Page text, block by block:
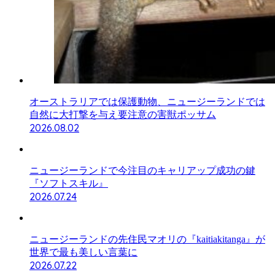
オーストラリアでは保護動物、ニュージーランドでは
自然に大打撃を与え要注意の害獣ポッサム
2026.08.02
ニュージーランドで今注目のキャリアップ成功の鍵
『ソフトスキル』
2026.07.24
ニュージーランドの先住民マオリの『kaitiakitanga』が
世界で最も美しい言葉に
2026.07.22